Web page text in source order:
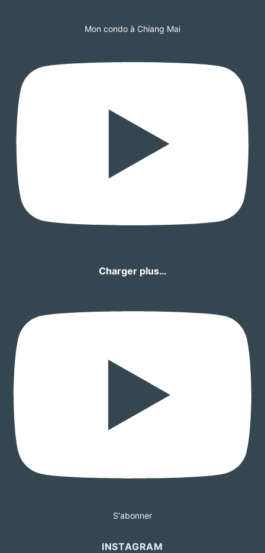
Mon condo à Chiang Mai
Charger plus…
S'abonner
INSTAGRAM